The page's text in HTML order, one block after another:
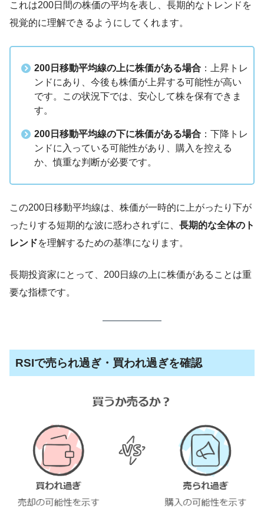
これは200日間の株価の平均を表し、長期的なトレンドを
視覚的に理解できるようにしてくれます。
200日移動平均線の上に株価がある場合 ：上昇トレ
ンドにあり、今後も株価が上昇する可能性が高い
です。この状況下では、安心して株を保有できま
す。
200日移動平均線の下に株価がある場合 ：下降トレ
ンドに入っている可能性があり、購入を控える
か、慎重な判断が必要です。
この200日移動平均線は、株価が一時的に上がったり下が
ったりする短期的な波に惑わされずに、 長期的な全体のト
レンドを理解するための基準になります。
長期投資家にとって、200日線の上に株価があることは重
要な指標です。
RSIで売られ過ぎ・買われ過ぎを確認